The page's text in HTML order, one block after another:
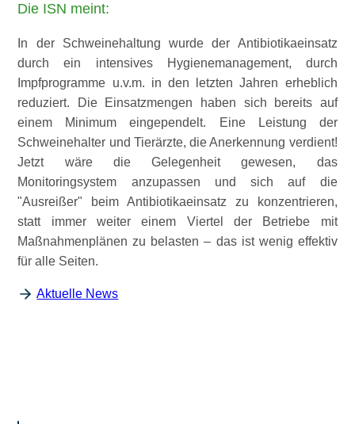
Die ISN meint:
In der Schweinehaltung wurde der Antibiotikaeinsatz
durch ein intensives Hygienemanagement, durch
Impfprogramme u.v.m. in den letzten Jahren erheblich
reduziert. Die Einsatzmengen haben sich bereits auf
einem Minimum eingependelt. Eine Leistung der
Schweinehalter und Tierärzte, die Anerkennung verdient!
Jetzt wäre die Gelegenheit gewesen, das
Monitoringsystem anzupassen und sich auf die
Ausreißer
beim Antibiotikaeinsatz zu konzentrieren,
statt immer weiter einem Viertel der Betriebe mit
Maßnahmenplänen zu belasten – das ist wenig effektiv
für alle Seiten.
Aktuelle News